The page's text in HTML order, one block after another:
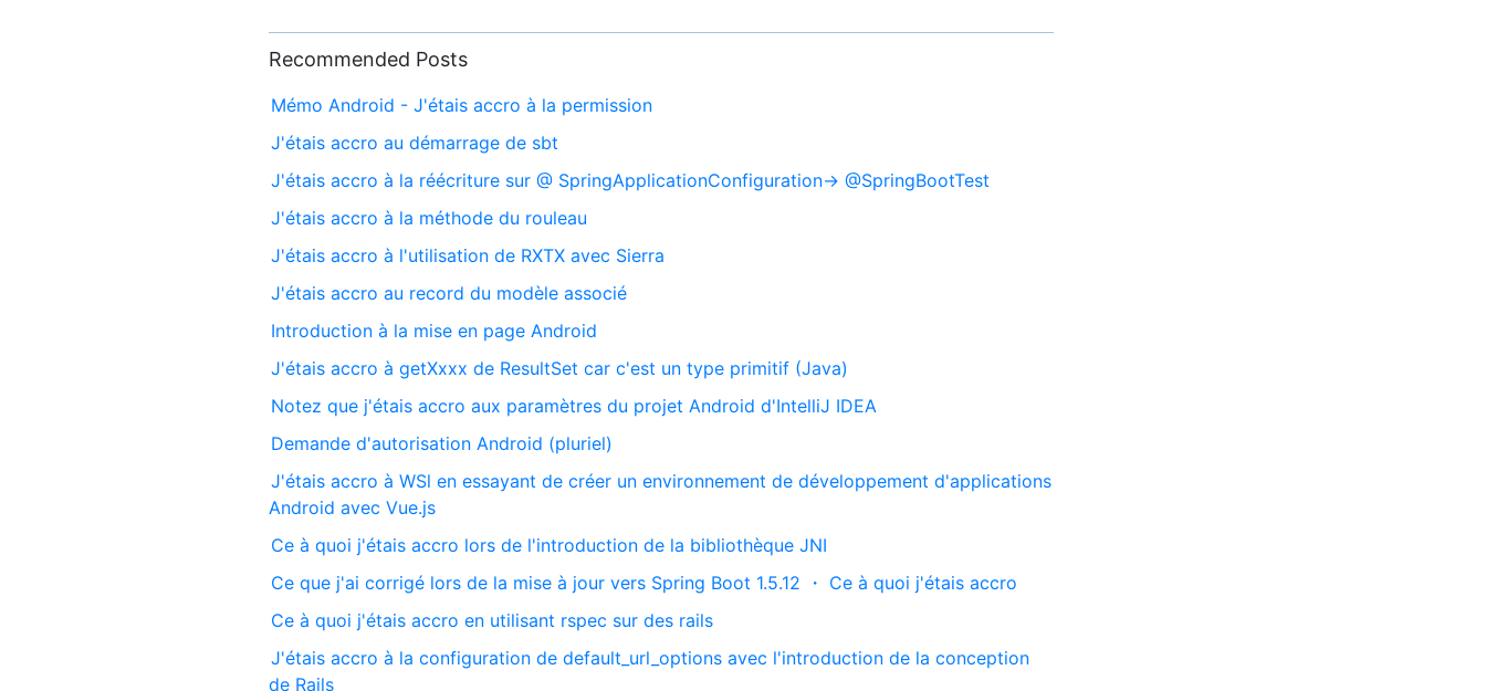
Recommended Posts
Mémo Android - J'étais accro à la permission
J'étais accro au démarrage de sbt
J'étais accro à la réécriture sur @ SpringApplicationConfiguration-> @SpringBootTest
J'étais accro à la méthode du rouleau
J'étais accro à l'utilisation de RXTX avec Sierra
J'étais accro au record du modèle associé
Introduction à la mise en page Android
J'étais accro à getXxxx de ResultSet car c'est un type primitif (Java)
Notez que j'étais accro aux paramètres du projet Android d'IntelliJ IDEA
Demande d'autorisation Android (pluriel)
J'étais accro à WSl en essayant de créer un environnement de développement d'applications
Android avec Vue.js
Ce à quoi j'étais accro lors de l'introduction de la bibliothèque JNI
Ce que j'ai corrigé lors de la mise à jour vers Spring Boot 1.5.12 ・ Ce à quoi j'étais accro
Ce à quoi j'étais accro en utilisant rspec sur des rails
J'étais accro à la configuration de default_url_options avec l'introduction de la conception
de Rails